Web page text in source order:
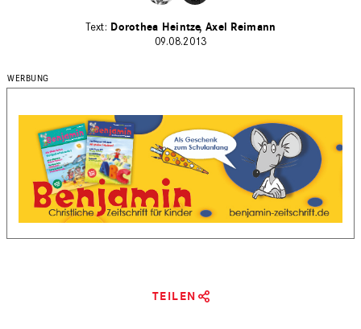
Dorothea Heintze Axel Reimann
09.08.2013
TEILEN